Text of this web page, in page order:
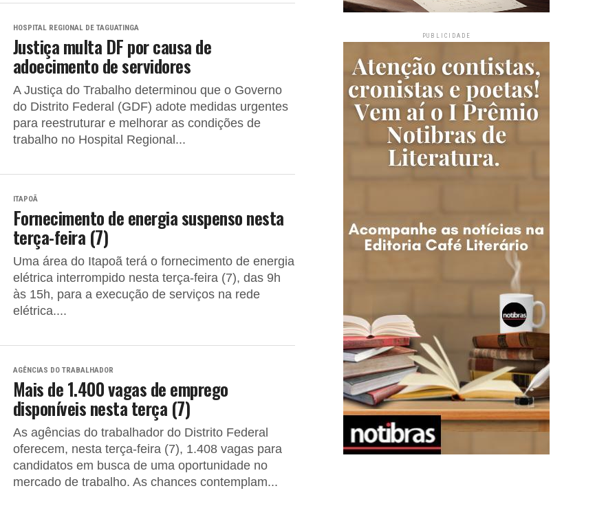
HOSPITAL REGIONAL DE TAGUATINGA
Justiça multa DF por causa de
adoecimento de servidores
A Justiça do Trabalho determinou que o Governo
do Distrito Federal (GDF) adote medidas urgentes
para reestruturar e melhorar as condições de
trabalho no Hospital Regional...
ITAPOÃ
Fornecimento de energia suspenso nesta
terça-feira (7)
Uma área do Itapoã terá o fornecimento de energia
elétrica interrompido nesta terça-feira (7), das 9h
às 15h, para a execução de serviços na rede
elétrica....
AGÊNCIAS DO TRABALHADOR
Mais de 1.400 vagas de emprego
disponíveis nesta terça (7)
As agências do trabalhador do Distrito Federal
oferecem, nesta terça-feira (7), 1.408 vagas para
candidatos em busca de uma oportunidade no
mercado de trabalho. As chances contemplam...
PUBLICIDADE